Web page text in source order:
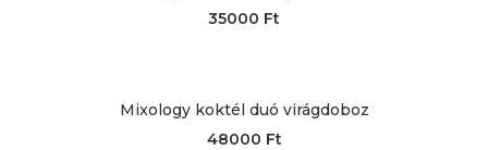
35000 Ft
Mixology koktél duó virágdoboz
48000 Ft